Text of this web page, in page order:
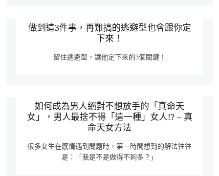
做到這3件事，再難搞的逃避型也會跟你定
下來！
留住逃避型，讓他定下來的3個關鍵！
如何成為男人絕對不想放手的「真命天
女」，男人最捨不得「這一種」女人!? – 真
命天女方法
很多女生在感情遇到問題時，第一時間想到的解法往往
是：「我是不是做得不夠多？」